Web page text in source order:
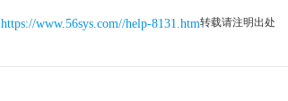
https://www.56sys.com//help-8131.htm转载请注明出处